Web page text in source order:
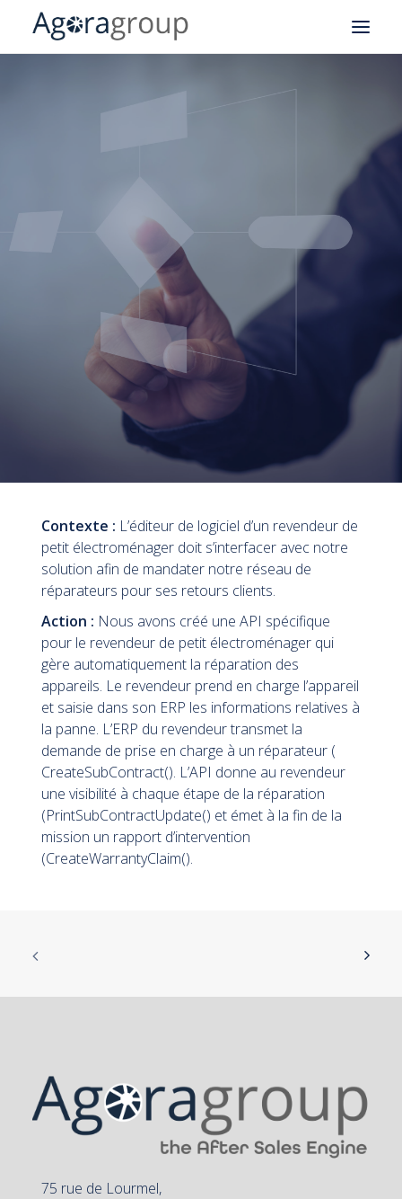
Notre expertise SAV
Business Intelligence
Nos business cases
À propos de notre groupe
Agoragroup Tunis
Agoragroup Sophia-Antipolis
Webinaires et Séminaires
Nos offres d’emploi
Contactez-nous
Contexte : L’éditeur de logiciel d’un revendeur de
petit électroménager doit s’interfacer avec notre
solution afin de mandater notre réseau de
réparateurs pour ses retours clients.
Action : Nous avons créé une API spécifique
pour le revendeur de petit électroménager qui
gère automatiquement la réparation des
appareils. Le revendeur prend en charge l’appareil
et saisie dans son ERP les informations relatives à
la panne. L’ERP du revendeur transmet la
demande de prise en charge à un réparateur (
CreateSubContract(). L’API donne au revendeur
une visibilité à chaque étape de la réparation
(PrintSubContractUpdate() et émet à la fin de la
mission un rapport d’intervention
(CreateWarrantyClaim().
75 rue de Lourmel,